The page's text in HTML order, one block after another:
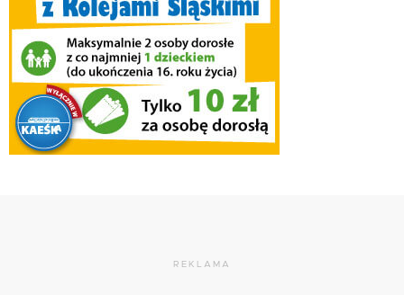
REKLAMA